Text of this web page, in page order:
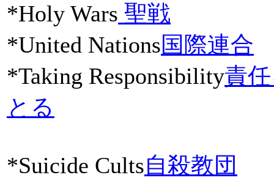
*Holy Wars 聖戦
*United Nations国際連合
*Taking Responsibility責
とる
*Suicide Cults自殺教団